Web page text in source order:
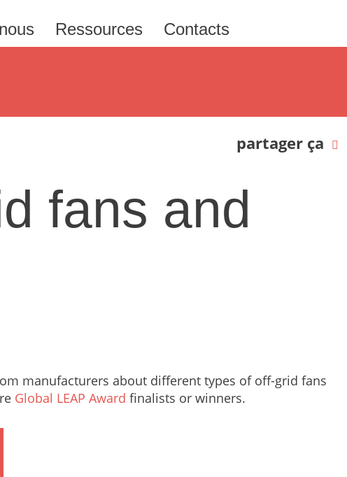
Ressources Contacts
partager ça
fans and
manufacturers about different types of off-grid fans
Global LEAP Award finalists or winners.